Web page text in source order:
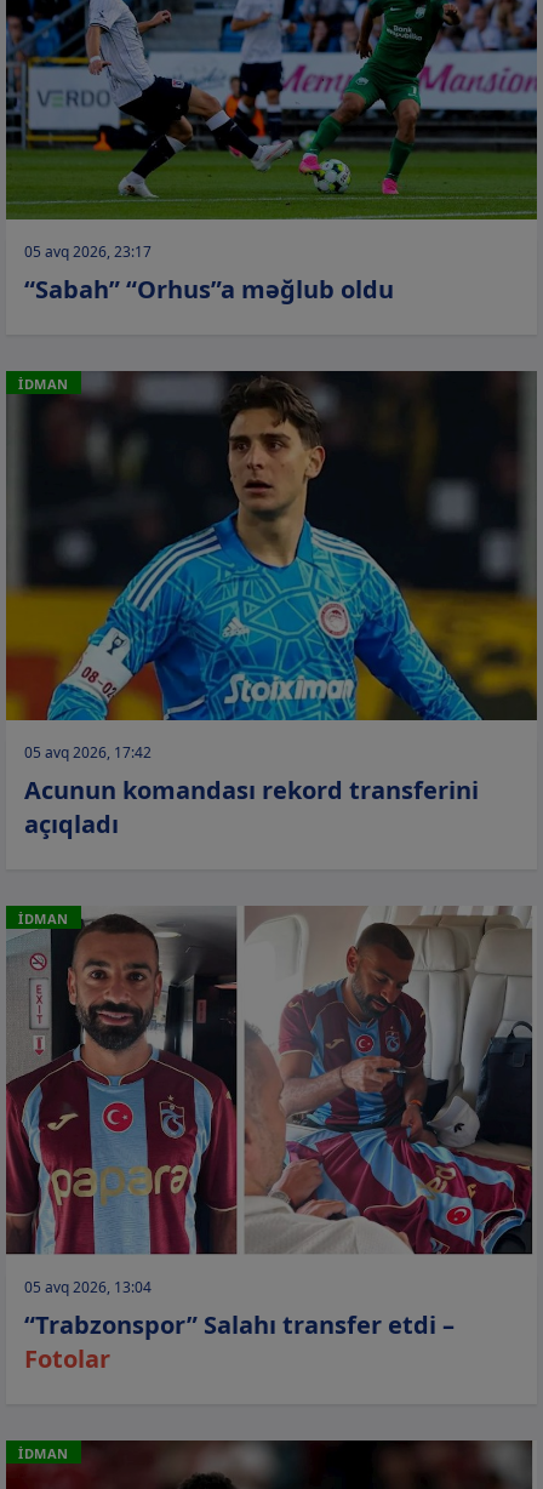
05 avq 2026, 23:17
“Sabah” “Orhus”a məğlub oldu
İDMAN
05 avq 2026, 17:42
Acunun komandası rekord transferini
açıqladı
İDMAN
05 avq 2026, 13:04
“Trabzonspor” Salahı transfer etdi –
Fotolar
İDMAN